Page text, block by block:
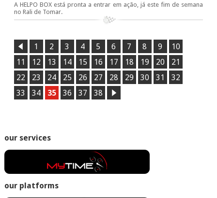
A HELPO BOX está pronta a entrar em ação, já este fim de semana
no Rali de Tomar.
1 2 3 4 5 6 7 8 9
10
11
12 13 14 15 16 17 18 19 20
21
22
23 24 25 26 27 28 29 30 31
32
33
34 35 36 37 38
our services
our platforms